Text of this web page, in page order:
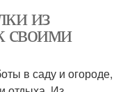
из
своими
в саду и огороде,